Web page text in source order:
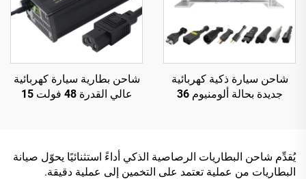
شاحن سيارة ذكية كهربائية
جديدة بحالة ألومنيوم 36
شاحن بطارية سيارة كهربائية
عالي القدرة 48 فولت 15
يُقدِّم شاحن البطاريات الرصاصية الذكي أداءً استثنائيًا يحوّل صيانة
البطاريات من عملية تعتمد على التخمين إلى عملية دقيقة.